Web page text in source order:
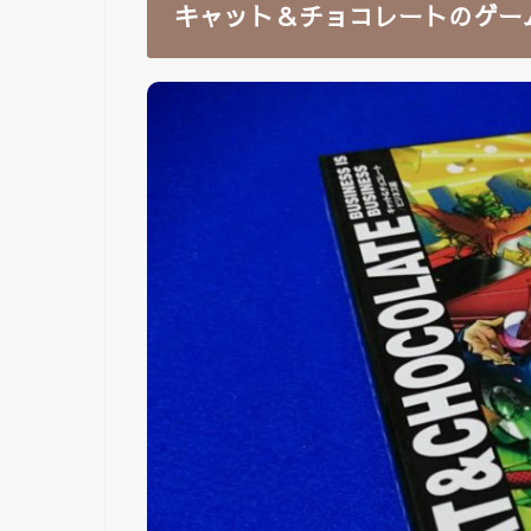
キャット＆チョコレートのゲー